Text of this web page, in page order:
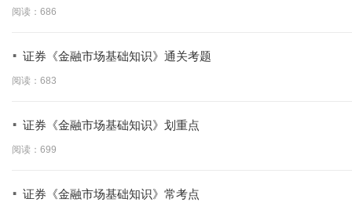
阅读：686
· 证券《金融市场基础知识》通关考题
阅读：683
· 证券《金融市场基础知识》划重点
阅读：699
· 证券《金融市场基础知识》常考点